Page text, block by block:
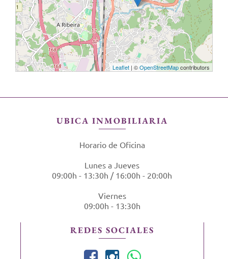
Leaflet| ©OpenStreetMapcontributors
UBICA INMOBILIARIA
Horario de Oficina
Lunes a Jueves
09:00h - 13:30h / 16:00h - 20:00h
Viernes
09:00h - 13:30h
REDES SOCIALES